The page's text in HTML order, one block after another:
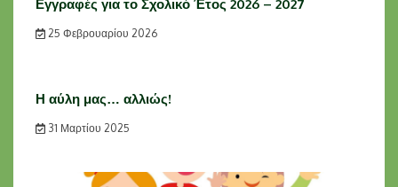
Εγγραφές για το Σχολικό Έτος 2026 – 2027
25 Φεβρουαρίου 2026
Η αύλη μας… αλλιώς!
31 Μαρτίου 2025